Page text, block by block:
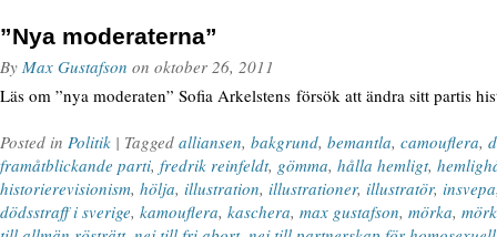
”Nya moderaterna”
By Max Gustafson on oktober 26, 2011
Läs om ”nya moderaten” Sofia Arkelstens försök att ändra sitt partis
Posted in Politik | Tagged alliansen, bakgrund, bemantla, camouflera,
framåtblickande parti, fredrik reinfeldt, gömma, hålla hemligt,
historierevisionism, hölja, illustration, illustrationer, illustratör, insvepa
dödsstraff i sverige, kamouflera, kaschera, max gustafson, mörka,